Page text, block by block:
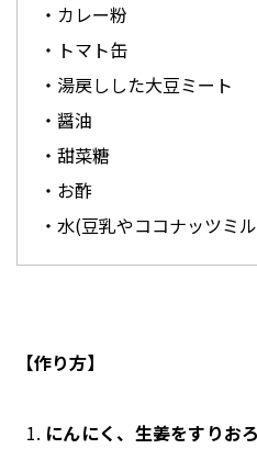
・カレー粉
・トマト缶
・湯戻しした大豆ミート
・醤油
・甜菜糖
・お酢
・水(豆乳やココナッツミ
【作り方】
にんにく、生姜をすりお